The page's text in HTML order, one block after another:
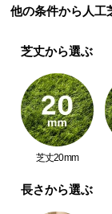
型
品
の
配
に
つ
他の条件から人工
芝丈から選ぶ
芝丈20mm
長さから選ぶ